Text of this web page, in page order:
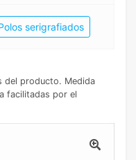
serigrafiados
del producto. Medida
facilitadas por el